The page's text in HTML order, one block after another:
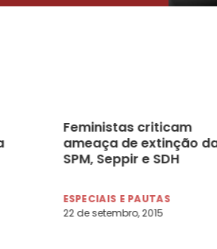
Feministas criticam
ameaça de extinção
SPM, Seppir e SDH
ESPECIAIS E PAUTAS
22 de setembro, 2015